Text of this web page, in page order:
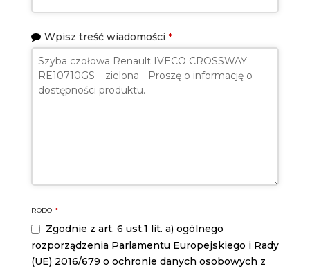
Wpisz treść wiadomości *
RODO *
Zgodnie z art. 6 ust.1 lit. a) ogólnego
rozporządzenia Parlamentu Europejskiego i Rady
(UE) 2016/679 o ochronie danych osobowych z